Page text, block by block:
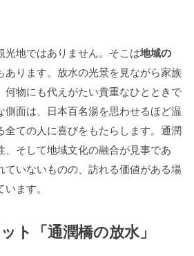
光地ではありません。そこは地域の
あります。放水の光景を見ながら家族
何物にも代えがたい貴重なひとときで
側面は、日本百名湯を思わせるほど温
全ての人に喜びをもたらします。通潤
、そして地域文化の融合が見事であ
ていないものの、訪れる価値がある場
ます。
ト「通潤橋の放水」